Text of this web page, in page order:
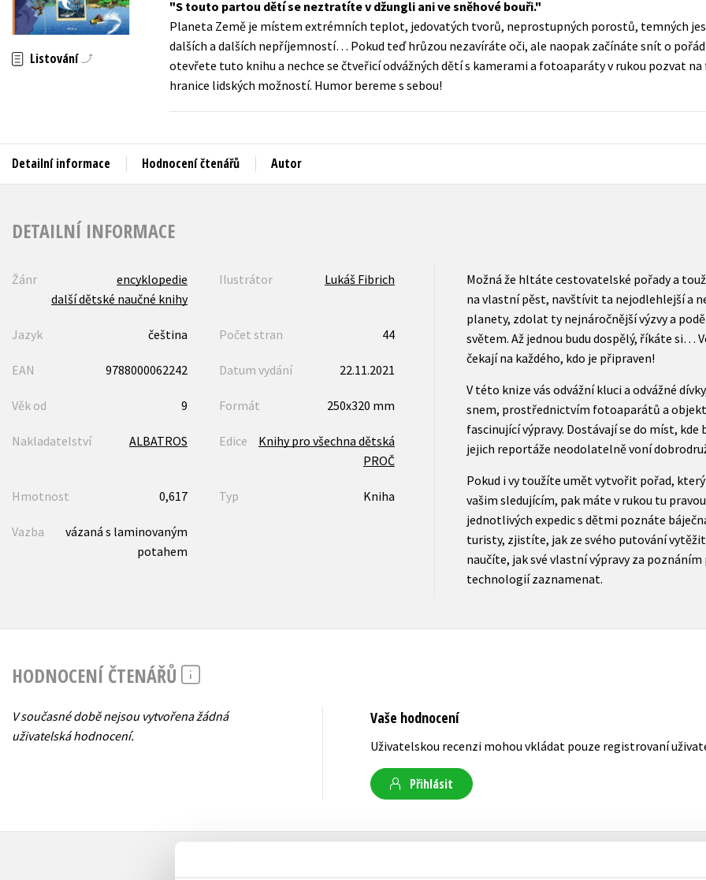
Auto - moto
Beletrie pro děti
Beletrie pro dospělé
Jazyky
Kariéra a osobní rozvoj
Populárně - naučná pro dospělé
Populárně - naučné pro děti
Předškoláci
Young adult (SK)
Zahraniční literatura
Listování
S touto partou dětí se neztratíte v džungli ani ve sněhové bouři.
Planeta Země je místem extrémních teplot, jedovatých tvorů, neprostupných porostů, temných
dalších a dalších nepříjemností… Pokud teď hrůzou nezavíráte oči, ale naopak začínáte snít o
otevřete tuto knihu a nechce se čtveřicí odvážných dětí s kamerami a fotoaparáty v rukou pozvat na
hranice lidských možností. Humor bereme s sebou!
Detailní informace Hodnocení čtenářů Autor
DETAILNÍ INFORMACE
Žánr
encyklopedie
další dětské naučné knihy
Ilustrátor Lukáš Fibrich
Jazyk čeština Počet stran 44
EAN 9788000062242 Datum vydání 22.11.2021
Věk od 9 Formát 250x320 mm
Nakladatelství ALBATROS Edice
Knihy pro všechna dětská
PROČ
Hmotnost 0,617 Typ Kniha
Vazba
vázaná s laminovaným
potahem
Možná že hltáte cestovatelské pořady a
na vlastní pěst, navštívit ta nejodlehlejší a
planety, zdolat ty nejnáročnější výzvy a
světem. Až jednou budu dospělý, říkáte si…
čekají na každého, kdo je připraven!
V této knize vás odvážní kluci a odvážné
snem, prostřednictvím fotoaparátů a
fascinující výpravy. Dostávají se do míst, kde
jejich reportáže neodolatelně voní
Pokud i vy toužíte umět vytvořit pořad,
vašim sledujícím, pak máte v rukou tu
jednotlivých expedic s dětmi poznáte
turisty, zjistíte, jak ze svého putování
naučíte, jak své vlastní výpravy za
technologií zaznamenat.
HODNOCENÍ ČTENÁŘŮ
V současné době nejsou vytvořena žádná
uživatelská hodnocení.
Vaše hodnocení
Uživatelskou recenzi mohou vkládat pouze registrovaní
Přihlásit